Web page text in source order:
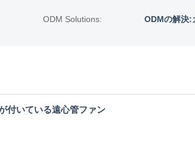
ODM Solutions: ODMの解決:
付いている遠心管ファン